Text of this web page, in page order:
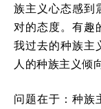
族主义心态感到
对的态度。有趣
我过去的种族主
人的种族主义倾向
问题在于：种族